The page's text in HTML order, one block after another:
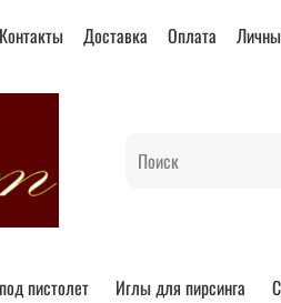
Контакты Доставка Оплата
пистолет Иглы для пирсинга